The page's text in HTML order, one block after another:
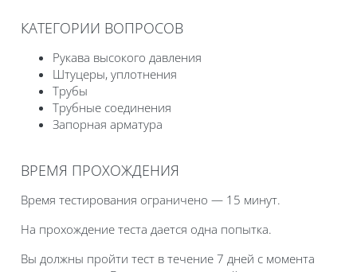
КАТЕГОРИИ ВОПРОСОВ
Рукава высокого давления
Штуцеры, уплотнения
Трубы
Трубные соединения
Запорная арматура
ВРЕМЯ ПРОХОЖДЕНИЯ
Время тестирования ограничено — 15 минут.
На прохождение теста дается одна попытка.
Вы должны пройти тест в течение 7 дней с момента